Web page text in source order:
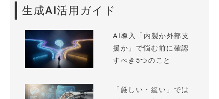
生成AI活用ガイド
AI導入「内製か外部支
援か」で悩む前に確認
すべき5つのこと
「厳しい・緩い」では